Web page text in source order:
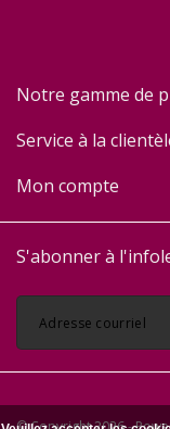
Notre gamme de
Service à la
Mon compte
S'abonner à